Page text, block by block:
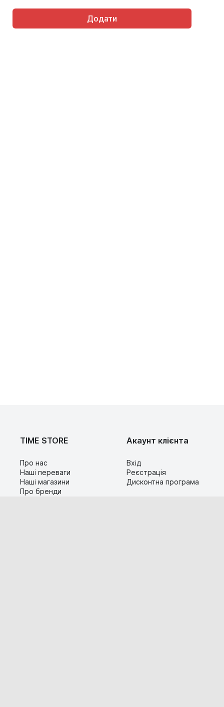
TIME STORE
Про нас
Наші переваги
Наші магазини
Про бренди
Акаунт клієнта
Вхід
Реєстрація
Дисконтна програма